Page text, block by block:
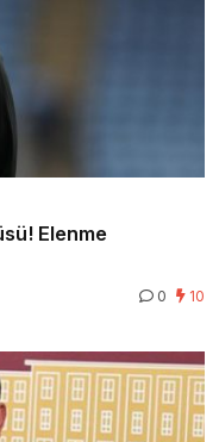
Elenme
0 10